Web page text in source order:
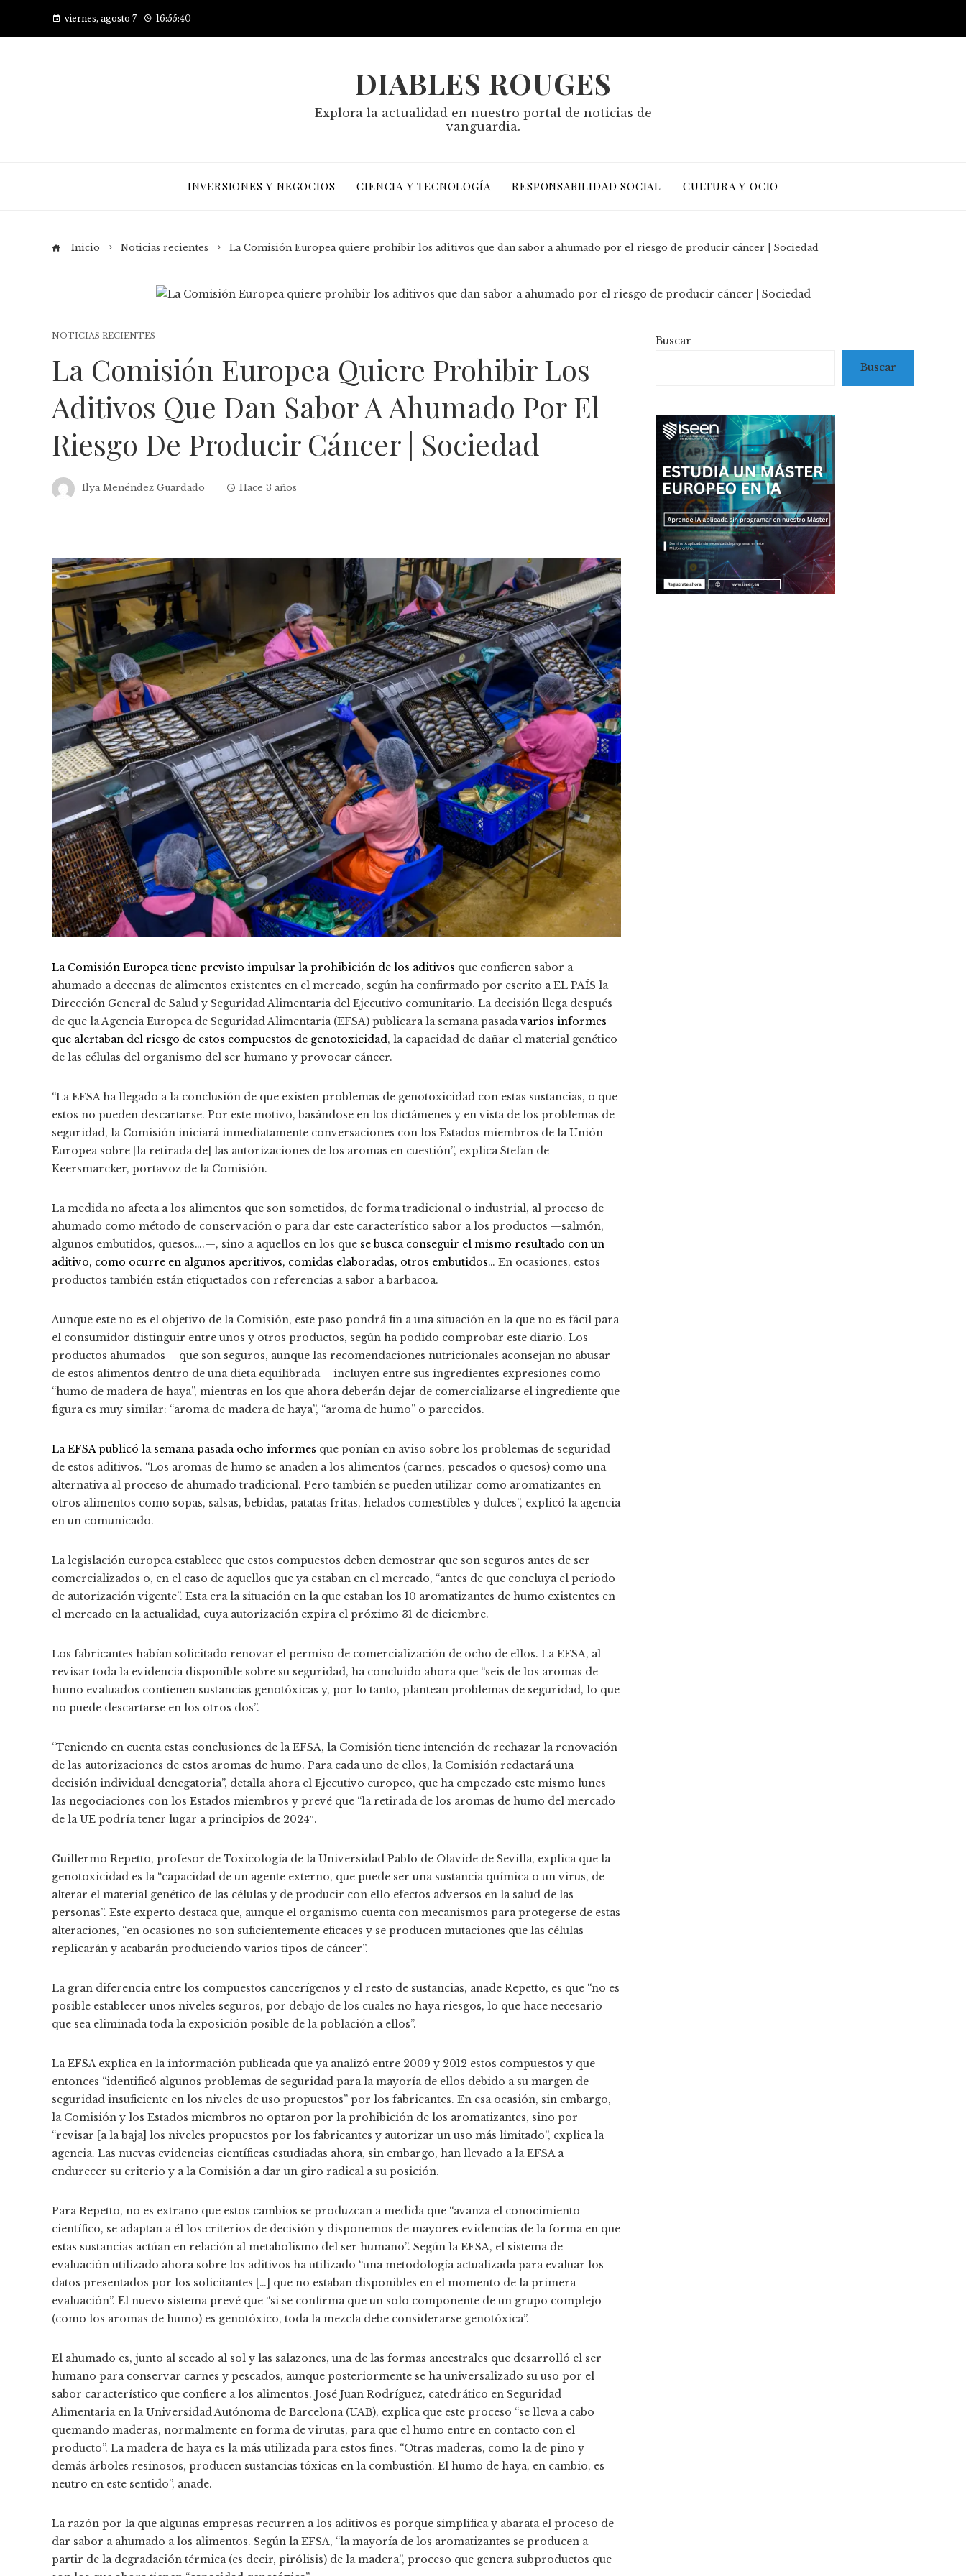
viernes, agosto 7 16:55:41
DIABLES ROUGES
Explora la actualidad en nuestro portal de noticias de
vanguardia.
INVERSIONES Y NEGOCIOS CIENCIA Y TECNOLOGÍA RESPONSABILIDAD SOCIAL CULTURA Y OCIO
Inicio Noticias recientes La Comisión Europea quiere prohibir los aditivos que dan sabor a ahumado por el riesgo de producir cáncer | Sociedad
NOTICIAS RECIENTES
La Comisión Europea Quiere Prohibir Los
Aditivos Que Dan Sabor A Ahumado Por El
Riesgo De Producir Cáncer | Sociedad
Ilya Menéndez Guardado Hace 3 años
La Comisión Europea tiene previsto impulsar la prohibición de los aditivos que confieren sabor a
ahumado a decenas de alimentos existentes en el mercado, según ha confirmado por escrito a EL PAÍS la
Dirección General de Salud y Seguridad Alimentaria del Ejecutivo comunitario. La decisión llega después
de que la Agencia Europea de Seguridad Alimentaria (EFSA) publicara la semana pasadavarios informes
que alertaban del riesgo de estos compuestos de genotoxicidad, la capacidad de dañar el material genético
de las células del organismo del ser humano y provocar cáncer.
“La EFSA ha llegado a la conclusión de que existen problemas de genotoxicidad con estas sustancias, o que
estos no pueden descartarse. Por este motivo, basándose en los dictámenes y en vista de los problemas de
seguridad, la Comisión iniciará inmediatamente conversaciones con los Estados miembros de la Unión
Europea sobre [la retirada de] las autorizaciones de los aromas en cuestión”, explica Stefan de
Keersmarcker, portavoz de la Comisión.
La medida no afecta a los alimentos que son sometidos, de forma tradicional o industrial, al proceso de
ahumado como método de conservación o para dar este característico sabor a los productos —salmón,
algunos embutidos, quesos….—, sino a aquellos en los que se busca conseguir el mismo resultado con un
aditivo, como ocurre en algunos aperitivos, comidas elaboradas, otros embutidos… En ocasiones, estos
productos también están etiquetados con referencias a sabor a barbacoa.
Aunque este no es el objetivo de la Comisión, este paso pondrá fin a una situación en la que no es fácil para
el consumidor distinguir entre unos y otros productos, según ha podido comprobar este diario. Los
productos ahumados —que son seguros, aunque las recomendaciones nutricionales aconsejan no abusar
de estos alimentos dentro de una dieta equilibrada— incluyen entre sus ingredientes expresiones como
“humo de madera de haya”, mientras en los que ahora deberán dejar de comercializarse el ingrediente que
figura es muy similar: “aroma de madera de haya”, “aroma de humo” o parecidos.
La EFSA publicó la semana pasada ocho informes que ponían en aviso sobre los problemas de seguridad
de estos aditivos. “Los aromas de humo se añaden a los alimentos (carnes, pescados o quesos) como una
alternativa al proceso de ahumado tradicional. Pero también se pueden utilizar como aromatizantes en
otros alimentos como sopas, salsas, bebidas, patatas fritas, helados comestibles y dulces”, explicó la agencia
en un comunicado.
La legislación europea establece que estos compuestos deben demostrar que son seguros antes de ser
comercializados o, en el caso de aquellos que ya estaban en el mercado, “antes de que concluya el periodo
de autorización vigente”. Esta era la situación en la que estaban los 10 aromatizantes de humo existentes en
el mercado en la actualidad, cuya autorización expira el próximo 31 de diciembre.
Los fabricantes habían solicitado renovar el permiso de comercialización de ocho de ellos. La EFSA, al
revisar toda la evidencia disponible sobre su seguridad, ha concluido ahora que “seis de los aromas de
humo evaluados contienen sustancias genotóxicas y, por lo tanto, plantean problemas de seguridad, lo que
no puede descartarse en los otros dos”.
“Teniendo en cuenta estas conclusiones de la EFSA, la Comisión tiene intención de rechazar la renovación
de las autorizaciones de estos aromas de humo. Para cada uno de ellos, la Comisión redactará una
decisión individual denegatoria”, detalla ahora el Ejecutivo europeo, que ha empezado este mismo lunes
las negociaciones con los Estados miembros y prevé que “la retirada de los aromas de humo del mercado
de la UE podría tener lugar a principios de 2024″.
Guillermo Repetto, profesor de Toxicología de la Universidad Pablo de Olavide de Sevilla, explica que la
genotoxicidad es la “capacidad de un agente externo, que puede ser una sustancia química o un virus, de
alterar el material genético de las células y de producir con ello efectos adversos en la salud de las
personas”. Este experto destaca que, aunque el organismo cuenta con mecanismos para protegerse de estas
alteraciones, “en ocasiones no son suficientemente eficaces y se producen mutaciones que las células
replicarán y acabarán produciendo varios tipos de cáncer”.
La gran diferencia entre los compuestos cancerígenos y el resto de sustancias, añade Repetto, es que “no es
posible establecer unos niveles seguros, por debajo de los cuales no haya riesgos, lo que hace necesario
que sea eliminada toda la exposición posible de la población a ellos”.
La EFSA explica en la información publicada que ya analizó entre 2009 y 2012 estos compuestos y que
entonces “identificó algunos problemas de seguridad para la mayoría de ellos debido a su margen de
seguridad insuficiente en los niveles de uso propuestos” por los fabricantes. En esa ocasión, sin embargo,
la Comisión y los Estados miembros no optaron por la prohibición de los aromatizantes, sino por
“revisar [a la baja] los niveles propuestos por los fabricantes y autorizar un uso más limitado”, explica la
agencia. Las nuevas evidencias científicas estudiadas ahora, sin embargo, han llevado a la EFSA a
endurecer su criterio y a la Comisión a dar un giro radical a su posición.
Para Repetto, no es extraño que estos cambios se produzcan a medida que “avanza el conocimiento
científico, se adaptan a él los criterios de decisión y disponemos de mayores evidencias de la forma en que
estas sustancias actúan en relación al metabolismo del ser humano”. Según la EFSA, el sistema de
evaluación utilizado ahora sobre los aditivos ha utilizado “una metodología actualizada para evaluar los
datos presentados por los solicitantes […] que no estaban disponibles en el momento de la primera
evaluación”. El nuevo sistema prevé que “si se confirma que un solo componente de un grupo complejo
(como los aromas de humo) es genotóxico, toda la mezcla debe considerarse genotóxica”.
El ahumado es, junto al secado al sol y las salazones, una de las formas ancestrales que desarrolló el ser
humano para conservar carnes y pescados, aunque posteriormente se ha universalizado su uso por el
sabor característico que confiere a los alimentos. José Juan Rodríguez, catedrático en Seguridad
Alimentaria en la Universidad Autónoma de Barcelona (UAB), explica que este proceso “se lleva a cabo
quemando maderas, normalmente en forma de virutas, para que el humo entre en contacto con el
producto”. La madera de haya es la más utilizada para estos fines. “Otras maderas, como la de pino y
demás árboles resinosos, producen sustancias tóxicas en la combustión. El humo de haya, en cambio, es
neutro en este sentido”, añade.
La razón por la que algunas empresas recurren a los aditivos es porque simplifica y abarata el proceso de
dar sabor a ahumado a los alimentos. Según la EFSA, “la mayoría de los aromatizantes se producen a
partir de la degradación térmica (es decir, pirólisis) de la madera”, proceso que genera subproductos que
Buscar
Buscar